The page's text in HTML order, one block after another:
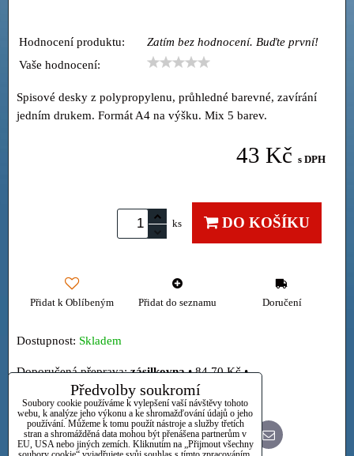
Hodnocení produktu:
Zatím bez hodnocení. Buďte první!
Vaše hodnocení:
Spisové desky z polypropylenu, průhledné barevné, zavírání
jedním drukem. Formát A4 na výšku. Mix 5 barev.
43 Kč s DPH
ks DO KOŠÍKU
Přidat k Oblíbeným Přidat do seznamu Doručení
Dostupnost: Skladem
zásilkovna•84,70 Kč •
Osobně
FacebookTwitter BlueskyPinterestReddit LinkedInWhatsApp
E-
mail
Předvolby soukromí
Soubory cookie používáme k vylepšení vaší návštěvy tohoto
webu, k analýze jeho výkonu a ke shromažďování údajů o jeho
používání. Můžeme k tomu použít nástroje a služby třetích
stran a shromážděná data mohou být přenášena partnerům v
EU, USA nebo jiných zemích. Kliknutím na „Přijmout všechny